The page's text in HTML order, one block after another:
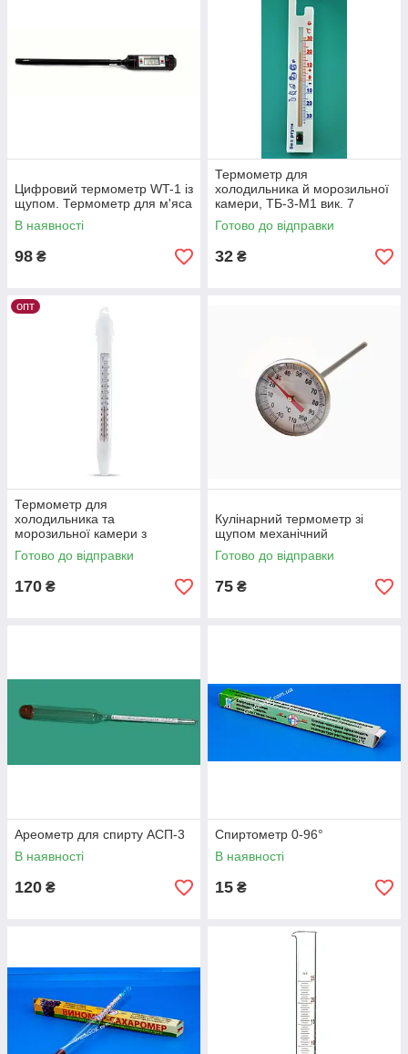
Цифровий термометр WT-1 із
щупом. Термометр для м'яса
В наявності
98 ₴
Термометр для
холодильника й морозильної
камери, ТБ-3-М1 вик. 7
Готово до відправки
32 ₴
опт
Термометр для
холодильника та
морозильної камери з
поверхнею ТС-7-М1-сп.10
Готово до відправки
170 ₴
Кулінарний термометр зі
щупом механічний
Готово до відправки
75 ₴
Ареометр для спирту АСП-3
В наявності
120 ₴
Спиртометр 0-96°
В наявності
15 ₴